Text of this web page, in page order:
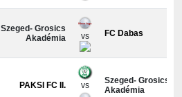
Szeged- Grosics
Akadémia
vs FC Dabas
PAKSI FC II. vs
Szeged- Grosics
Akadémia